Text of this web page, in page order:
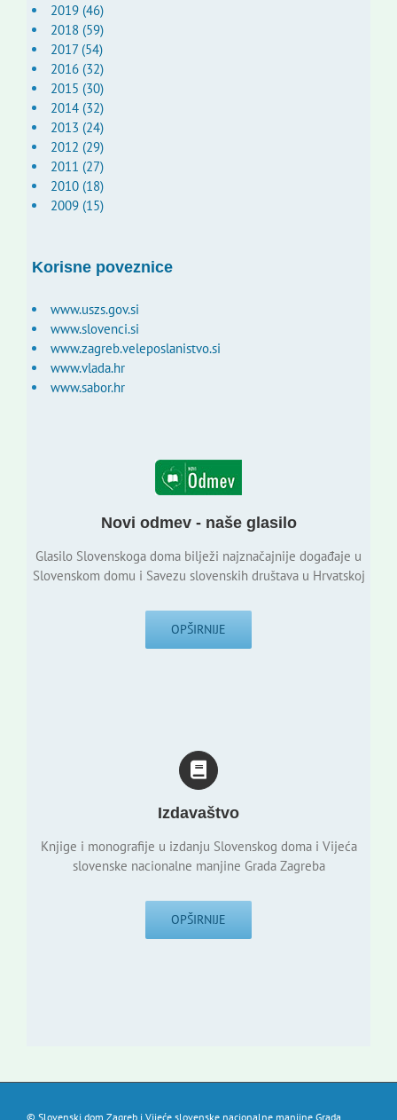
2019 (46)
2018 (59)
2017 (54)
2016 (32)
2015 (30)
2014 (32)
2013 (24)
2012 (29)
2011 (27)
2010 (18)
2009 (15)
Korisne poveznice
www.uszs.gov.si
www.slovenci.si
www.zagreb.veleposlanistvo.si
www.vlada.hr
www.sabor.hr
Novi odmev - naše glasilo
Glasilo Slovenskoga doma bilježi najznačajnije događaje u
Slovenskom domu i Savezu slovenskih društava u Hrvatskoj
OPŠIRNIJE
Izdavaštvo
Knjige i monografije u izdanju Slovenskog doma i Vijeća
slovenske nacionalne manjine Grada Zagreba
OPŠIRNIJE
© Slovenski dom Zagreb i Vijeće slovenske nacionalne manjine Grada